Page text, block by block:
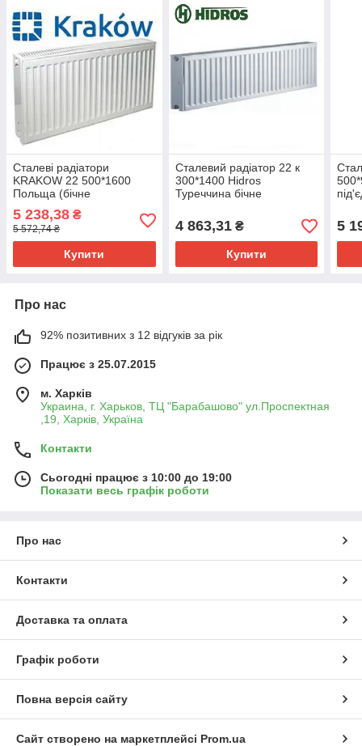
Сталеві радіатори
KRAKOW 22 500*1600
Польща (бічне
5 238,38 ₴
5 572,74 ₴
Купити
Сталевий радіатор 22 к
300*1400 Hidros
Туреччина бічне
4 863,31₴
Купити
5
Про нас
92% позитивних з 12 відгуків за рік
Працює з 25.07.2015
м. Харків
Украина, г. Харьков, ТЦ "Барабашово" ул.Проспектная
,19, Харків, Україна
Контакти
Сьогодні працює з 10:00 до 19:00
Показати весь графік роботи
Про нас
Контакти
Доставка та оплата
Графік роботи
Повна версія сайту
Сайт створено на маркетплейсі Prom.ua